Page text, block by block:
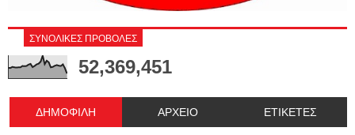
ΣΥΝΟΛΙΚΕΣ ΠΡΟΒΟΛΕΣ
52,369,451
ΔΗΜΟΦΙΛΗ ΑΡΧΕΙΟ ΕΤΙΚΕΤΕΣ